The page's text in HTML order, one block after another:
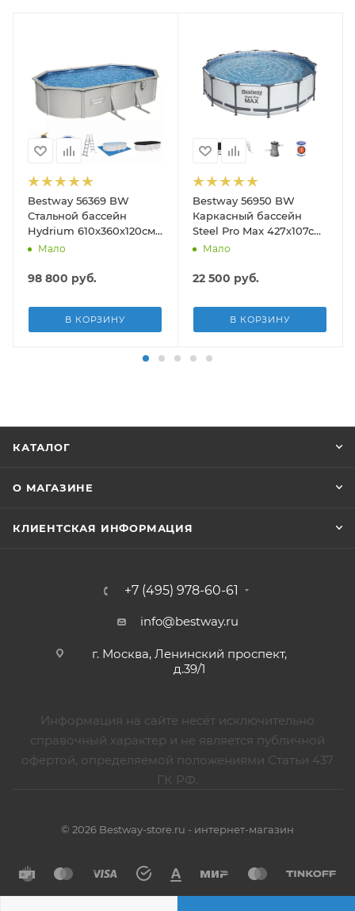
Bestway 56369 BW
Стальной бассейн
Hydrium 610х360х120см,
19929л, песч.фил.-нас
подст.
Мало
98 800 руб.
В КОРЗИНУ
Bestway 56950 BW
Каркасный бассейн
Steel Pro Max 427х107см,
13030л, фил.-насос
Мало
22 500 руб.
В КОРЗИНУ
КАТАЛОГ
О МАГАЗИНЕ
КЛИЕНТСКАЯ ИНФОРМАЦИЯ
+7 (495) 978-60-61
info@bestway.ru
г. Москва, Ленинский проспект,
д.39/1
Информация на сайте несёт исключительно
справочный характер и не является публичной
офертой, определяемой положениями Статьи 437
ГК РФ.
© 2026 Bestway-store.ru - интернет-магазин